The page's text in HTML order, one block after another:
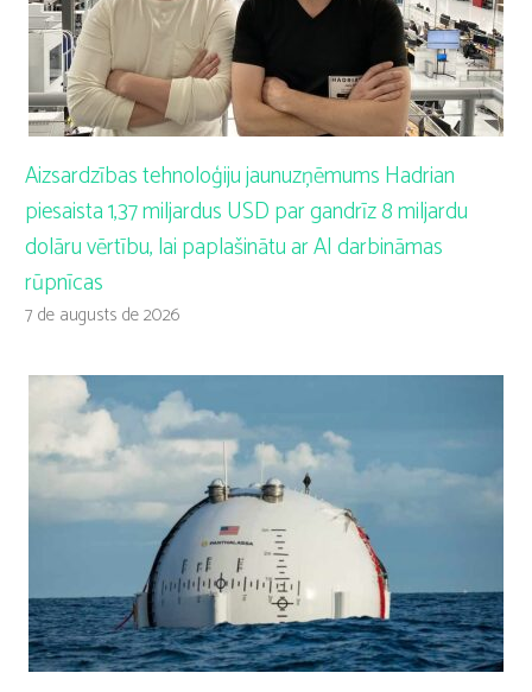
Aizsardzības tehnoloģiju jaunuzņēmums Hadrian
piesaista 1,37 miljardus USD par gandrīz 8 miljardu
dolāru vērtību, lai paplašinātu ar AI darbināmas
rūpnīcas
7 de augusts de 2026